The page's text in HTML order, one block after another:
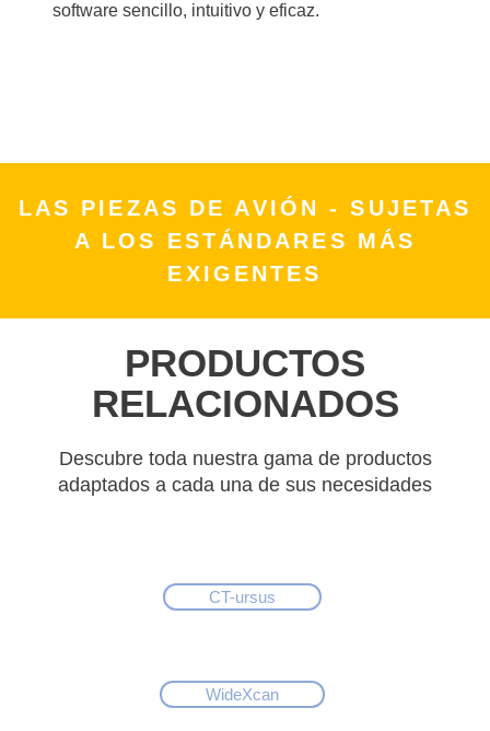
software sencillo, intuitivo y eficaz.
LAS PIEZAS DE AVIÓN - SUJETAS
A LOS ESTÁNDARES MÁS
EXIGENTES
PRODUCTOS
RELACIONADOS
Descubre toda nuestra gama de productos
adaptados a cada una de sus necesidades
CT-ursus
WideXcan